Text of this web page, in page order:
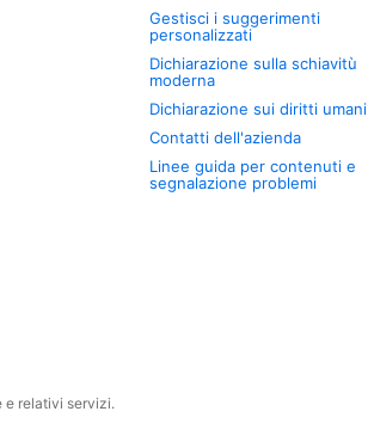
Gestisci i suggerimenti
personalizzati
Dichiarazione sulla schiavitù
moderna
Dichiarazione sui diritti umani
Contatti dell'azienda
Linee guida per contenuti e
segnalazione problemi
e relativi servizi.